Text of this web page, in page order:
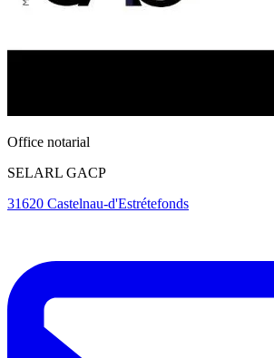
Office notarial
SELARL GACP
31620 Castelnau-d'Estrétefonds